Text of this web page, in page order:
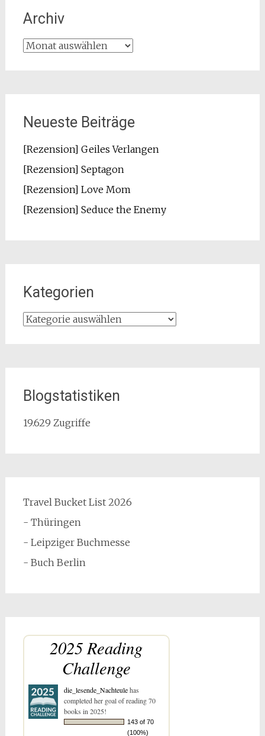
Archiv
Archiv
Neueste Beiträge
[Rezension] Geiles Verlangen
[Rezension] Septagon
[Rezension] Love Mom
[Rezension] Seduce the Enemy
Kategorien
Kategorien
Blogstatistiken
19.629 Zugriffe
Travel Bucket List 2026
- Thüringen
- Leipziger Buchmesse
- Buch Berlin
2025 Reading
Challenge
die_lesende_Nachteulehas
completed her goal of reading 70
books in 2025!
143 of 70
(100%)